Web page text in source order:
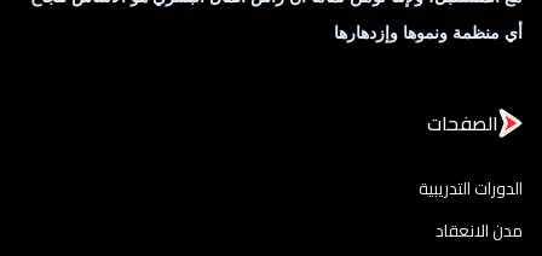
أي منظمة ونموها وإزدهارها
الصفحات
الدورات التدريبية
مدن الانعقاد